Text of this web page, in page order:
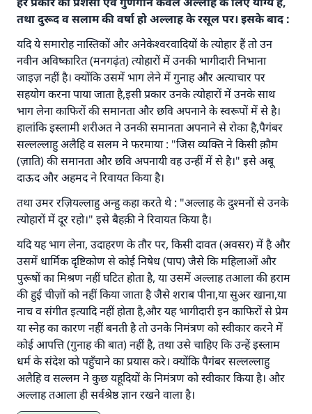
तथा दुरूद व सलाम की वर्षा हो अल्लाह के रसूल पर। इसके बाद :
यदि ये समारोह नास्तिकों और अनेकेश्वरवादियों के त्योहार हैं तो उन
नवीन अविष्कारित (मनगढ़ंत) त्योहारों में उनकी भागीदारी निभाना
जाइज़ नहीं है। क्योंकि उसमें भाग लेने में गुनाह और अत्याचार पर
सहयोग करना पाया जाता है,इसी प्रकार उनके त्योहारों में उनके साथ
भाग लेना काफिरों की समानता और छवि अपनाने के स्वरूपों में से है।
हालांकि इस्लामी शरीअत ने उनकी समानता अपनाने से रोका है,पैगंबर
सल्लल्लाहु अलैहि व सलम ने फरमाया : "जिस व्यक्ति ने किसी क़ौम
(ज़ाति) की समानता और छवि अपनायी वह उन्हीं में से है।" इसे अबू
दाऊद और अहमद ने रिवायत किया है।
तथा उमर रज़ियल्लाहु अन्हु कहा करते थे : "अल्लाह के दुश्मनों से उनके
त्योहारों में दूर रहो।" इसे बैहक़ी ने रिवायत किया है।
यदि यह भाग लेना, उदाहरण के तौर पर, किसी दावत (अवसर) में है और
उसमें धार्मिक दृष्टिकोण से कोई निषेध (पाप) जैसे कि महिलाओं और
पुरूषों का मिश्रण नहीं घटित होता है, या उसमें अल्लाह तआला की हराम
की हुई चीज़ों को नहीं किया जाता है जैसे शराब पीना,या सुअर खाना,या
नाच व संगीत इत्यादि नहीं होता है,और यह भागीदारी इन काफिरों से प्रेम
या स्नेह का कारण नहीं बनती है तो उनके निमंत्रण को स्वीकार करने में
कोई आपत्ति (गुनाह की बात) नहीं है, तथा उसे चाहिए कि उन्हें इस्लाम
धर्म के संदेश को पहुँचाने का प्रयास करे। क्योंकि पैगंबर सल्लल्लाहु
अलैहि व सल्लम ने कुछ यहूदियों के निमंत्रण को स्वीकार किया है। और
अल्लाह तआला ही सर्वश्रेष्ठ ज्ञान रखने वाला है।
उत्तर संख्या 110845 ने एक शादी बचाई।.
उम्मत के प्रश्नों का उत्तर देने में हमारी सहायता करें
अल्लाह के रसूल सल्लल्लाहु अलैहि व सल्लम ने फरमाया :
'जो व्यक्ति भलाई का मार्ग दर्शाए, उसके लिए उस भलाई के
करने वाले के समान प्रतिफल है।''
(मुस्लिम : 1893).
योगदान करें